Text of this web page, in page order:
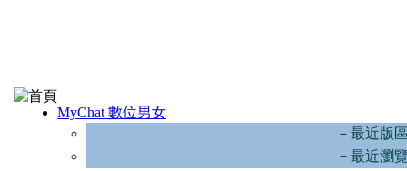
MyChat 數位男女
－最近版
－最近瀏